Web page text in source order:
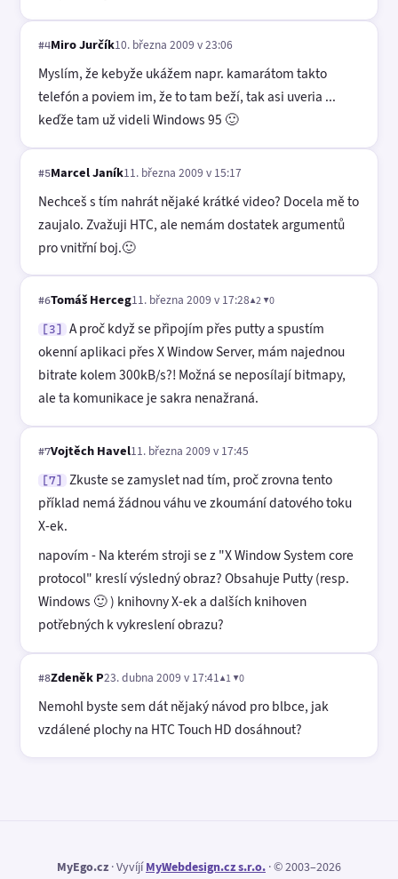
#4Miro Jurčík10. března 2009 v 23:06
Myslím, že kebyže ukážem napr. kamarátom takto
telefón a poviem im, že to tam beží, tak asi uveria ...
keďže tam už videli Windows 95 🙂
#5Marcel Janík11. března 2009 v 15:17
Nechceš s tím nahrát nějaké krátké video? Docela mě to
zaujalo. Zvažuji HTC, ale nemám dostatek argumentů
pro vnitřní boj.🙂
#6Tomáš Herceg11. března 2009 v 17:28▲2 ▼0
[3]
A proč když se připojím přes putty a spustím
okenní aplikaci přes X Window Server, mám najednou
bitrate kolem 300kB/s?! Možná se neposílají bitmapy,
ale ta komunikace je sakra nenažraná.
#7Vojtěch Havel11. března 2009 v 17:45
[7]
Zkuste se zamyslet nad tím, proč zrovna tento
příklad nemá žádnou váhu ve zkoumání datového toku
X-ek.
napovím - Na kterém stroji se z "X Window System core
protocol" kreslí výsledný obraz? Obsahuje Putty (resp.
Windows 🙂 ) knihovny X-ek a dalších knihoven
potřebných k vykreslení obrazu?
#8Zdeněk P23. dubna 2009 v 17:41▲1 ▼0
Nemohl byste sem dát nějaký návod pro blbce, jak
vzdálené plochy na HTC Touch HD dosáhnout?
MyEgo.cz · VyvíjíMyWebdesign.cz s.r.o. · © 2003–2026